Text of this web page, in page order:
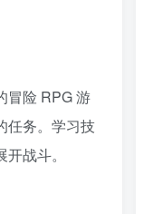
冒险 RPG 游
任务。学习技
战斗。